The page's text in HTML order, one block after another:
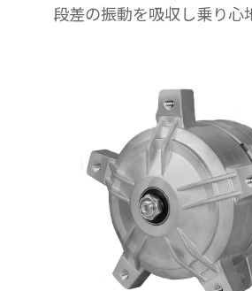
段差の振動を吸収し乗り心